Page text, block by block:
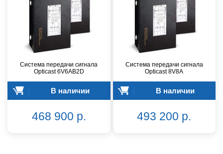
Система передачи сигнала
Opticast 6V6AB2D
В наличии
468 900 р.
Система передачи сигнала
Opticast 8V8A
В наличии
493 200 р.